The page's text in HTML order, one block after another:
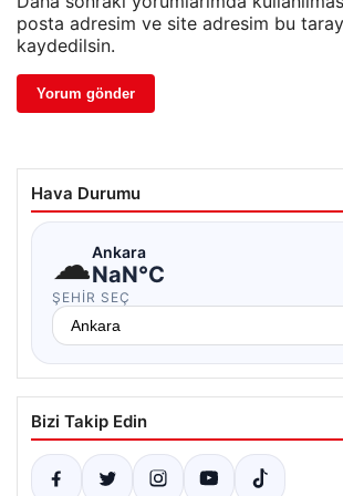
posta adresim ve site adresim bu
kaydedilsin.
Hava Durumu
☁Ankara
NaN°C
ŞEHIR SEÇ
Bizi Takip Edin